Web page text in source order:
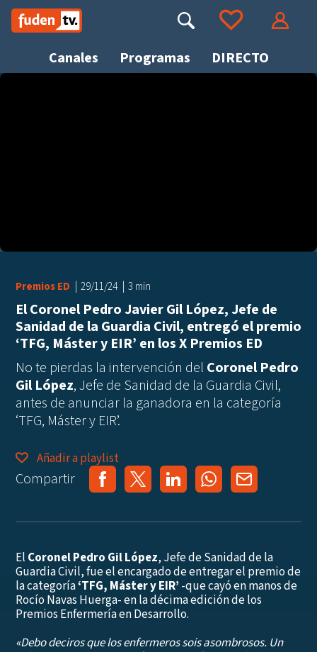
Saltar
contenido
Canales Programas DIRECTO
Buscar Ir a tus favoritos
Premios ED 29/11/24 3 min
El Coronel Pedro Javier Gil López, Jefe de
Sanidad de la Guardia Civil, entregó el premio
‘TFG, Máster y EIR’ en los X Premios ED
No te pierdas la intervención del Coronel Pedro
Gil López, Jefe de Sanidad de la Guardia Civil,
antes de anunciar la ganadora en la categoría
‘TFG, Máster y EIR’.
Añadir a playlist
Compartir
El Coronel Pedro Gil López, Jefe de Sanidad de la
Guardia Civil, fue el encargado de entregar el premio de
la categoría‘TFG, Máster y EIR’ -que cayó en manos de
Rocío Navas Huerga- en la décima edición de los
Premios Enfermería en Desarrollo.
«Debo deciros que los enfermeros sois asombrosos. Un